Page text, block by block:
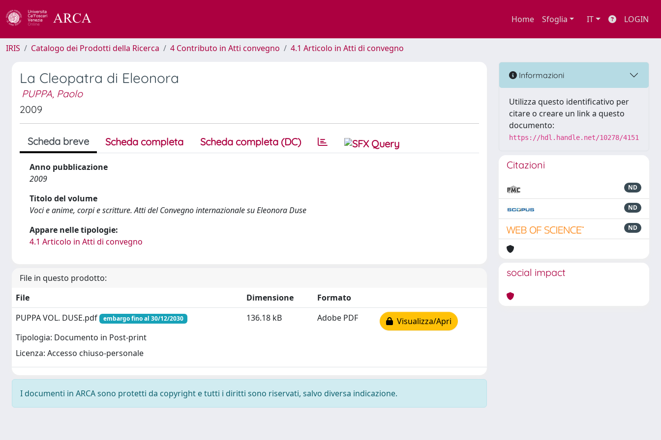
Home Sfoglia IT LOGIN
IRIS Catalogo dei Prodotti della Ricerca 4 Contributo in Atti convegno 4.1 Articolo in Atti di convegno
La Cleopatra di Eleonora
PUPPA, Paolo
2009
Scheda breve Scheda completa Scheda completa (DC)
Anno pubblicazione
2009
Titolo del volume
Voci e anime, corpi e scritture. Atti del Convegno internazionale su Eleonora Duse
Appare nelle tipologie:
4.1 Articolo in Atti di convegno
File in questo prodotto:
File
Dimensione
Formato
PUPPA VOL. DUSE.pdf
embargo fino al 30/12/2030
Tipologia: Documento in Post-print
Licenza: Accesso chiuso-personale
136.18 kB Adobe PDF Visualizza/Apri
I documenti in ARCA sono protetti da copyright e tutti i diritti sono riservati, salvo diversa indicazione.
Informazioni
Utilizza questo identificativo per
citare o creare un link a questo
documento:
https://hdl.handle.net/10278/4151
Citazioni
ND
ND
ND
social impact